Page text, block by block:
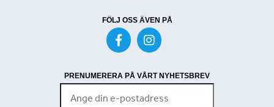
FÖLJ OSS ÄVEN PÅ
PRENUMERERA PÅ VÅRT NYHETSBREV